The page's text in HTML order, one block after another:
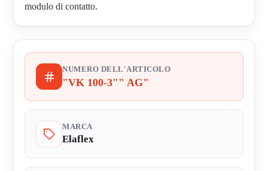
modulo di contatto.
NUMERO DELL'ARTICOLO
"VK 100-3"" AG"
MARCA
Elaflex